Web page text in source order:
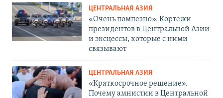
ЦЕНТРАЛЬНАЯ АЗИЯ
«Очень помпезно». Кортежи
президентов в Центральной Азии
и эксцессы, которые с ними
связывают
ЦЕНТРАЛЬНАЯ АЗИЯ
«Краткосрочное решение».
Почему амнистии в Центральной